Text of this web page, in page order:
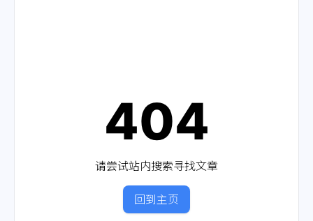
404
请尝试站内搜索寻找文章
回到主页